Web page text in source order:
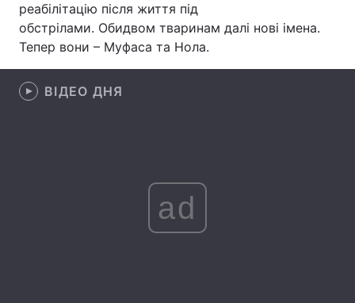
Екологія Регіони
Лонгріди
Відео з Youtube
реабілітацію після життя під
обстрілами. Обидвом тваринам далі нові імена.
Тепер вони – Муфаса та Нола.
ВІДЕО ДНЯ
ad